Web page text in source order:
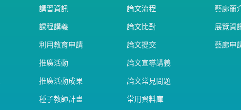
講習資訊
課程講義
利用教育申請
推廣活動
推廣活動成果
種子教師計畫
論文流程
論文比對
論文提交
論文宣導講義
論文常見問題
常用資料庫
藝廊簡
展覽資
藝廊申